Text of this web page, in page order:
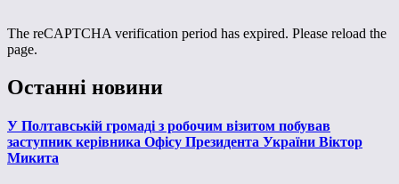
The reCAPTCHA verification period has expired. Please reload the
page.
Останні новини
У Полтавській громаді з робочим візитом побував
заступник керівника Офісу Президента України Віктор
Микита